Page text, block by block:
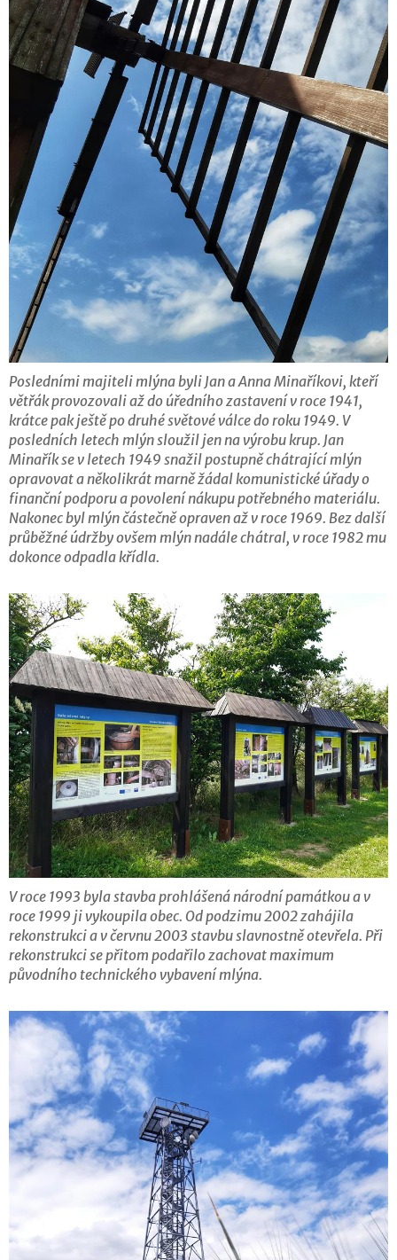
Posledními majiteli mlýna byli Jan a Anna Minaříkovi, kteří
větřák provozovali až do úředního zastavení v roce 1941,
krátce pak ještě po druhé světové válce do roku 1949. V
posledních letech mlýn sloužil jen na výrobu krup. Jan
Minařík se v letech 1949 snažil postupně chátrající mlýn
opravovat a několikrát marně žádal komunistické úřady o
finanční podporu a povolení nákupu potřebného materiálu.
Nakonec byl mlýn částečně opraven až v roce 1969. Bez další
průběžné údržby ovšem mlýn nadále chátral, v roce 1982 mu
dokonce odpadla křídla.
V roce 1993 byla stavba prohlášená národní památkou a v
roce 1999 ji vykoupila obec. Od podzimu 2002 zahájila
rekonstrukci a v červnu 2003 stavbu slavnostně otevřela. Při
rekonstrukci se přitom podařilo zachovat maximum
původního technického vybavení mlýna.